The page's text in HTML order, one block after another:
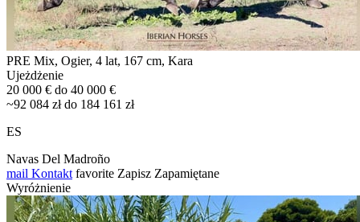
PRE Mix, Ogier, 4 lat, 167 cm, Kara
Ujeżdżenie
20 000 € do 40 000 €
~92 084 zł do 184 161 zł
ES
Navas Del Madroño
mail Kontakt favorite Zapisz Zapamiętane
Wyróżnienie